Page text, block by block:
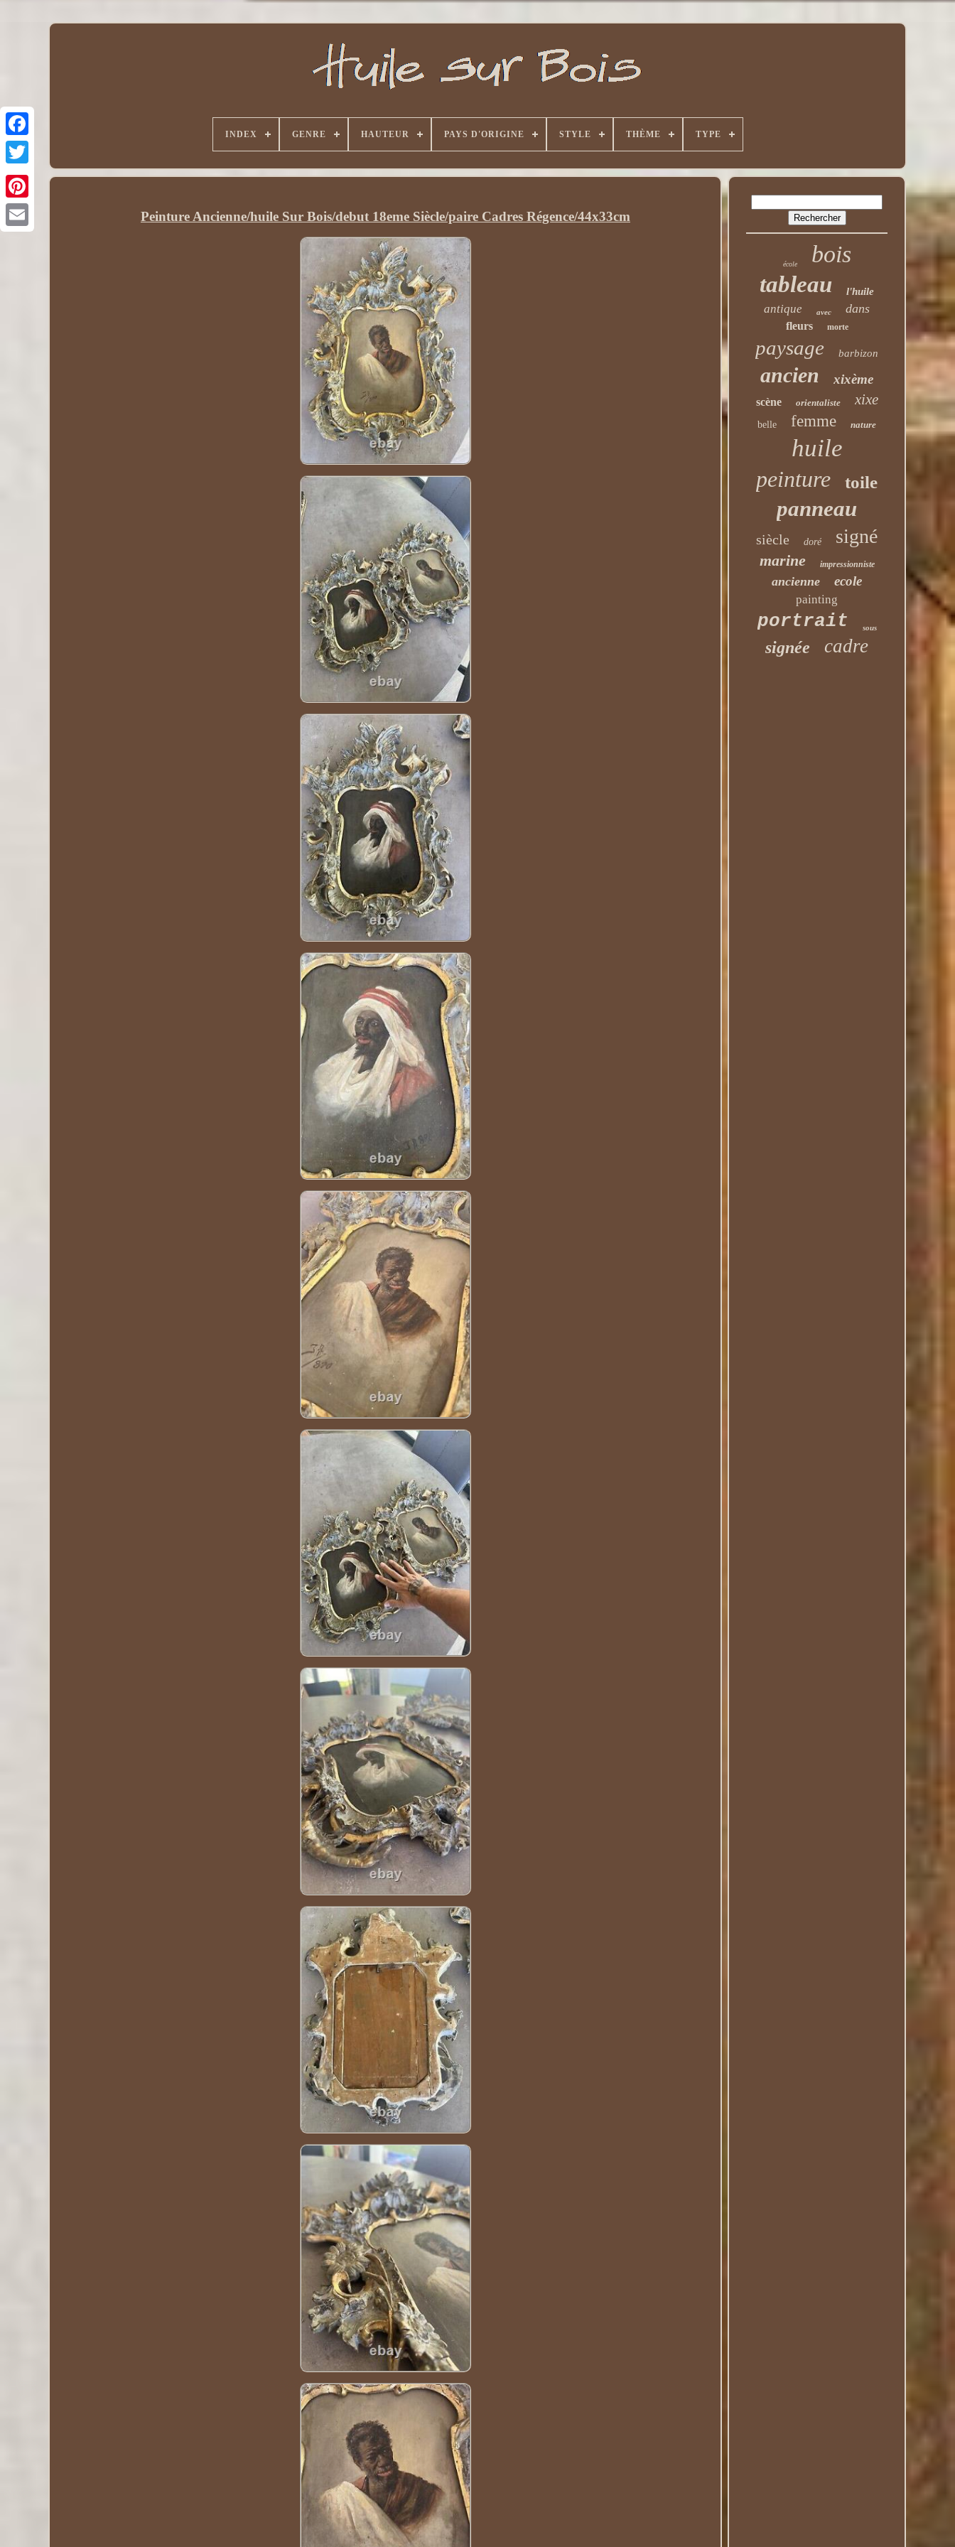
INDEX GENRE HAUTEUR PAYS D'ORIGINE STYLE THÈME TYPE
Peinture Ancienne/huile Sur Bois/debut 18eme Siècle/paire Cadres Régence/44x33cm
école bois
tableau l'huile
antique avec dans
fleurs morte
paysage barbizon
ancien xixème
scène orientaliste xixe
belle femme nature
huile
peinture toile
panneau
siècle doré signé
marine impressionniste
ancienne ecole
painting
portrait sous
signée cadre